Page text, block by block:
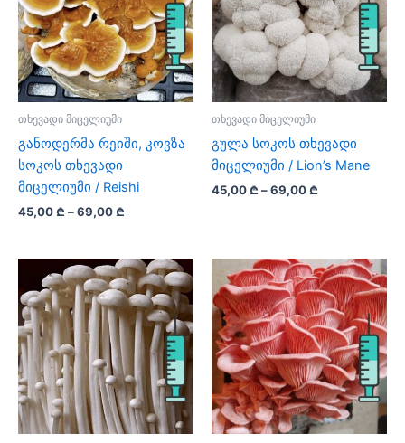
თხევადი მიცელიუმი
განოდერმა რეიში, კოვზა
სოკოს თხევადი
მიცელიუმი / Reishi
45,00 ₾ –69,00 ₾
through
69,00 ₾
product
multiple
variants.
The
options
may
be
chosen
თხევადი მიცელიუმი
გულა სოკოს თხევადი
მიცელიუმი / Lion’s Mane
45,00 ₾ –69,00 ₾
has
multiple
variants.
The
options
may
be
chosen
on